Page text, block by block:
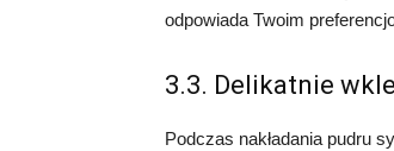
odpowiada Twoim
3.3. Delikatnie
Podczas nakładania pudru